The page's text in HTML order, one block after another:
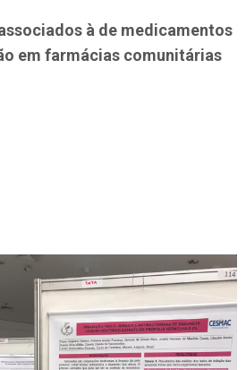
à de medicamentos
em farmácias comunitárias